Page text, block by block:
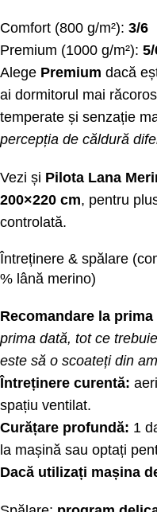
Comfort (800 g/m²): 3/6
Premium (1000 g/m²):
Alege Premium dacă
ai dormitorul mai
temperate și senzație
percepția de căldură
Vezi și Pilota Lana
200×220 cm, pentru
controlată.
Întreținere & spălare
% lână merino)
Recomandare la
prima dată, tot ce
este să o scoateți din
Întreținere curentă:
spațiu ventilat.
Curățare profundă: 1
la mașină sau optați
Dacă utilizați mașina